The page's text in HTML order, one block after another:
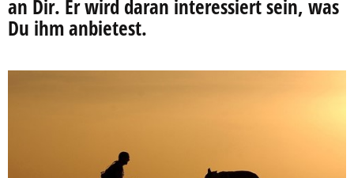
an Dir. Er wird daran interessiert sein, was
Du ihm anbietest.